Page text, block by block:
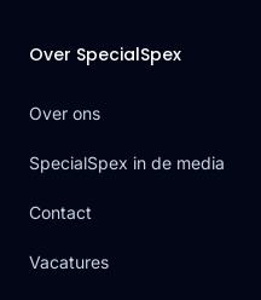
Over SpecialSpex
Over ons
SpecialSpex in de media
Contact
Vacatures